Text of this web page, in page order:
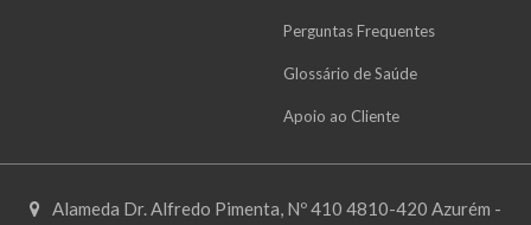
Perguntas Frequentes
Glossário de Saúde
Apoio ao Cliente
Alameda Dr. Alfredo Pimenta, Nº 410 4810-420 Azurém -